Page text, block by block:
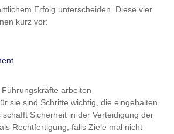
Erfolg unterscheiden. Diese vier
kurz vor:
arbeiten
sie sind Schritte wichtig, die eingehalten
Sicherheit in der Verteidigung der
Rechtfertigung, falls Ziele mal nicht